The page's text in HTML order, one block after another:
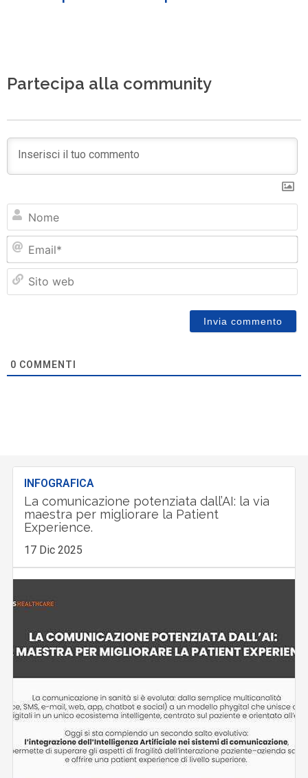
Partecipa alla community
0 COMMENTI
INFOGRAFICA
La comunicazione potenziata dall’AI: la via
maestra per migliorare la Patient
Experience.
17 Dic 2025